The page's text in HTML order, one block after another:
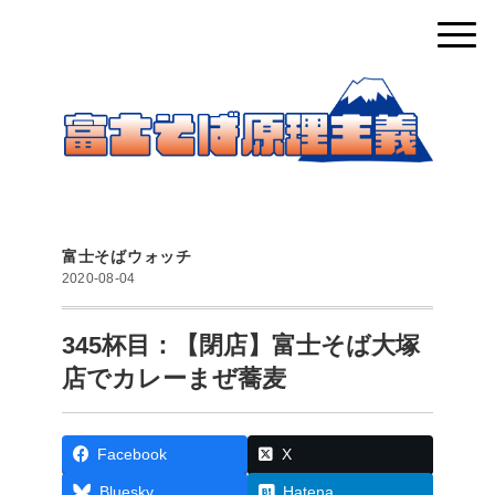
富士そばウォッチ
2020-08-04
345杯目：【閉店】富士そば大塚
店でカレーまぜ蕎麦
Facebook X